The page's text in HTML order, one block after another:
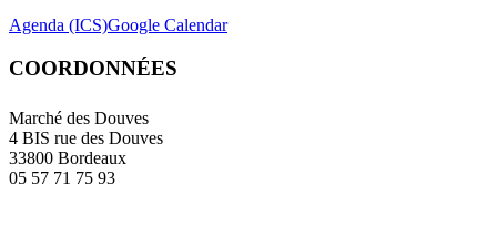
Agenda (ICS)Google Calendar
COORDONNÉES
Marché des Douves
4 BIS rue des Douves
33800 Bordeaux
05 57 71 75 93